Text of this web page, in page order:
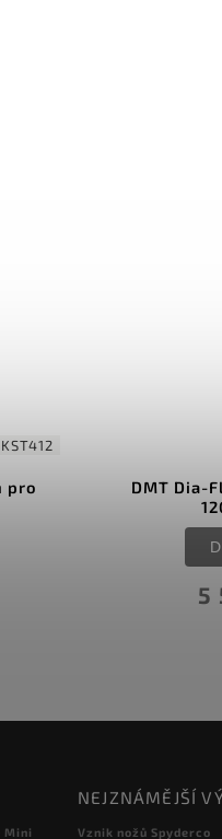
KST412
pro
DMT Dia-
5
Mini
NEJZNÁMĚJŠÍ
Vznik nožů Spyderco